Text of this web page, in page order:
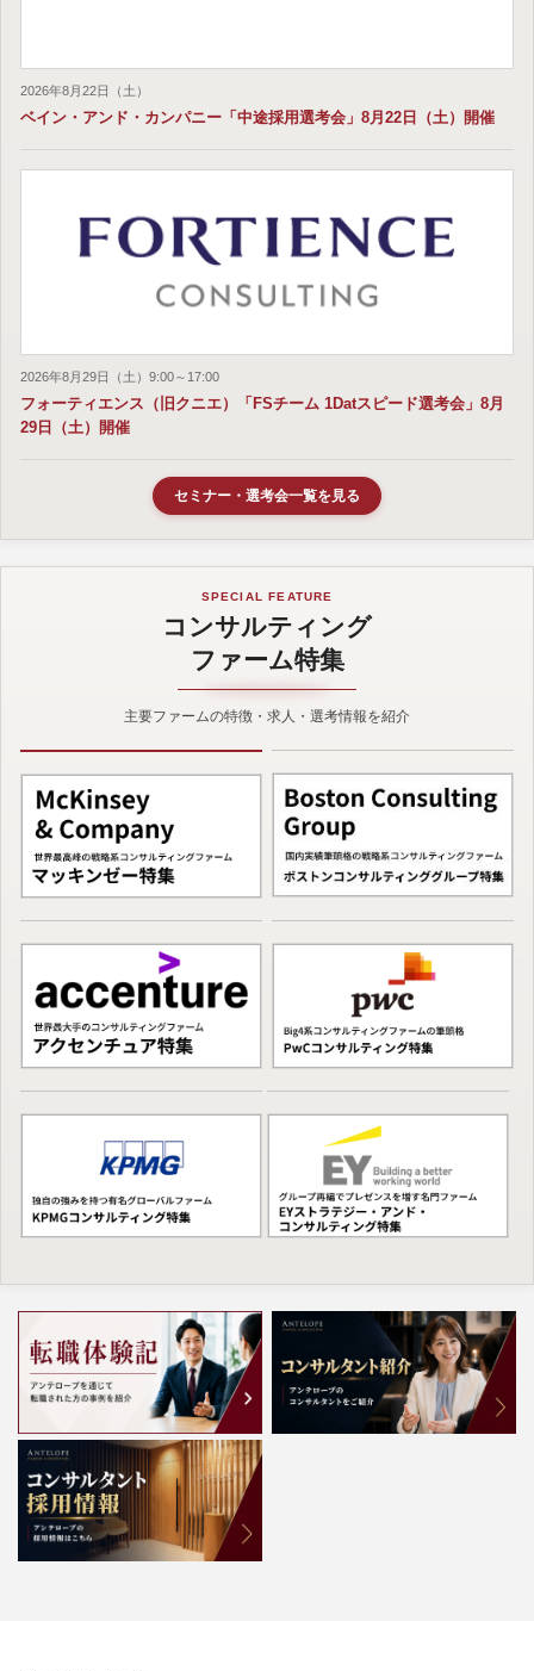
2026年8月22日（土）
ベイン・アンド・カンパニー「中途採用選考会」8月22日（土）開催
2026年8月29日（土）9:00～17:00
フォーティエンス（旧クニエ）「FSチーム 1Datスピード選考会」8月
29日（土）開催
セミナー・選考会一覧を見る
SPECIAL FEATURE
コンサルティング
ファーム特集
主要ファームの特徴・求人・選考情報を紹介